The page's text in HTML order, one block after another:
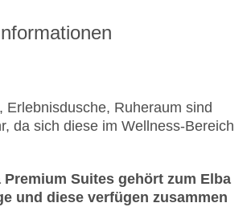
Erlebnisdusche, Ruheraum sind
da sich diese im Wellness-Bereich
Premium Suites gehört zum Elba
und diese verfügen zusammen